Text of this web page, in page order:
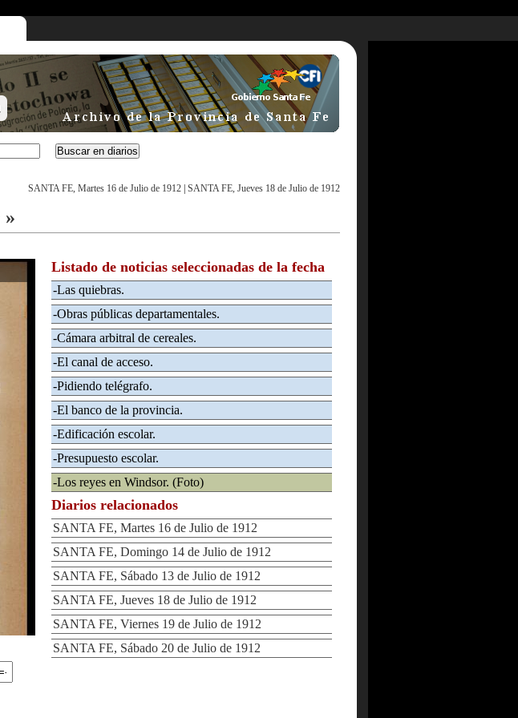
SANTA FE, Martes 16 de Julio de 1912 SANTA FE, Jueves 18 de Julio de 1912
»
Listado de noticias seleccionadas de la fecha
-Las quiebras.
-Obras públicas departamentales.
-Cámara arbitral de cereales.
-El canal de acceso.
-Pidiendo telégrafo.
-El banco de la provincia.
-Edificación escolar.
-Presupuesto escolar.
-Los reyes en Windsor. (Foto)
Diarios relacionados
SANTA FE, Martes 16 de Julio de 1912
SANTA FE, Domingo 14 de Julio de 1912
SANTA FE, Sábado 13 de Julio de 1912
SANTA FE, Jueves 18 de Julio de 1912
SANTA FE, Viernes 19 de Julio de 1912
SANTA FE, Sábado 20 de Julio de 1912